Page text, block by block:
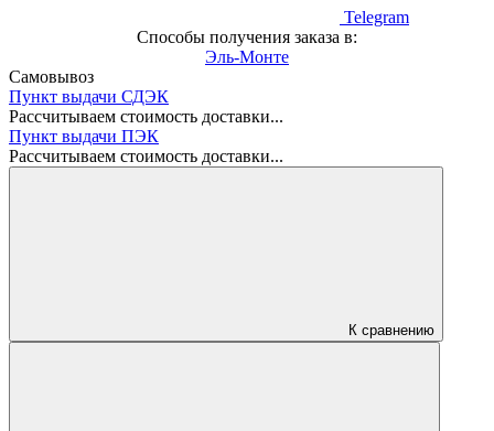
Telegram
Способы получения заказа в:
Эль-Монте
Самовывоз
Пункт выдачи СДЭК
Рассчитываем стоимость доставки...
Пункт выдачи ПЭК
Рассчитываем стоимость доставки...
К сравнению